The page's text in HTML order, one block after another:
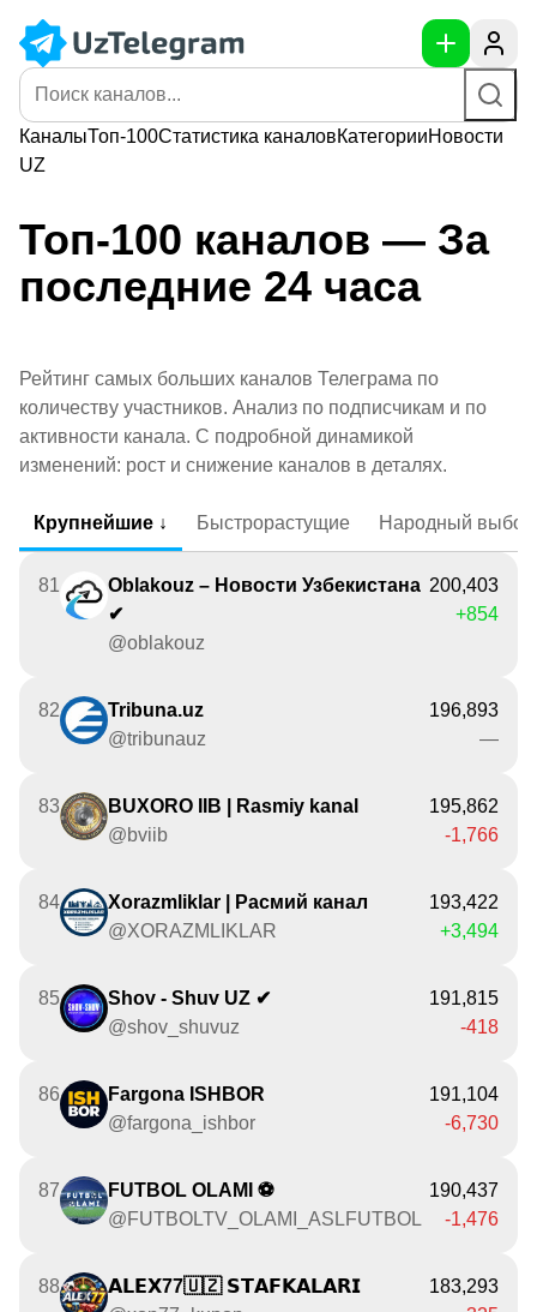
КаналыТоп-100Статистика каналовКатегорииНовости
UZ
Топ-100 каналов — За
последние 24 часа
Рейтинг самых больших каналов Телеграма по
количеству участников. Анализ по подписчикам и по
активности канала. С подробной динамикой
изменений: рост и снижение каналов в деталях.
Крупнейшие ↓ Быстрорастущие Народный выбор
81
Oblakouz – Новости Узбекистана
✔
@oblakouz
200,403
+854
82
Tribuna.uz
@tribunauz
196,893
—
83
BUXORO IIB | Rasmiy kanal
@bviib
195,862
-1,766
84
Xorazmliklar | Расмий канал
@XORAZMLIKLAR
193,422
+3,494
85
Shov - Shuv UZ ✔
@shov_shuvuz
191,815
-418
86
Fargona ISHBOR
@fargona_ishbor
191,104
-6,730
87
FUTBOL OLAMI ⚽️
@FUTBOLTV_OLAMI_ASLFUTBOL
190,437
-1,476
88
𝗔𝗟𝗘𝗫77🇺🇿 𝗦𝗧𝗔𝗙𝗞𝗔𝗟𝗔𝗥𝗜
183,293